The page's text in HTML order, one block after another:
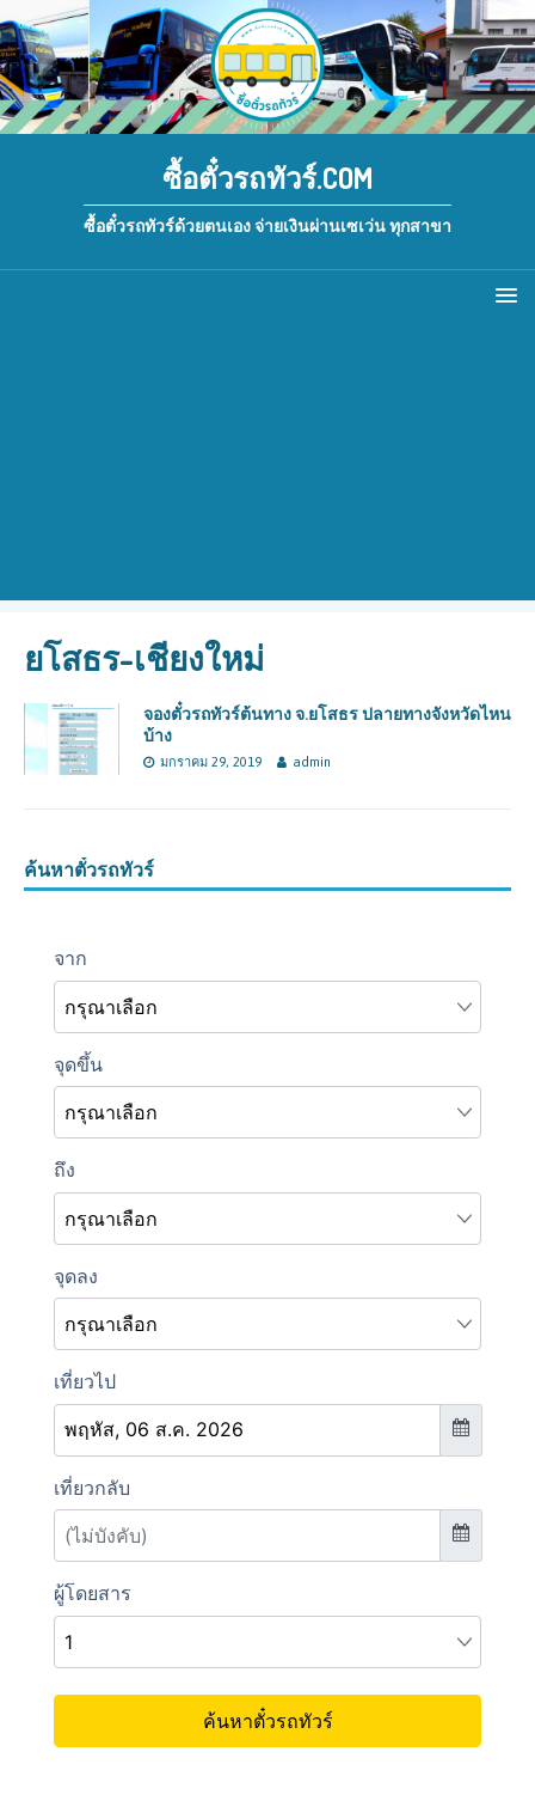
ซื้อตั๋วรถทัวร์.COM
ซื้อตั๋วรถทัวร์ด้วยตนเอง จ่ายเงินผ่านเซเว่น ทุกสาขา
ยโสธร-เชียงใหม่
จองตั๋วรถทัวร์ต้นทาง จ.ยโสธร ปลายทางจังหวัดไหน
บ้าง
มกราคม 29, 2019 admin
ค้นหาตั๋วรถทัวร์